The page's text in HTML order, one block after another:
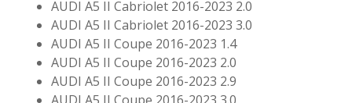
AUDI A5 II Cabriolet 2016-2023 2.0
AUDI A5 II Cabriolet 2016-2023 3.0
AUDI A5 II Coupe 2016-2023 1.4
AUDI A5 II Coupe 2016-2023 2.0
AUDI A5 II Coupe 2016-2023 2.9